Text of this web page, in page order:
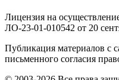
Лицензия на
ЛО-23-01-010542 от 20
Публикация материалов с
письменного согласия